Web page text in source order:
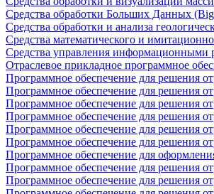
Средства обработки Больших Данных
Средства обработки и анализа
Средства математического и
Средства управления информационными
Отраслевое прикладное программное
Программное обеспечение для решения
Программное обеспечение для решения
Программное обеспечение для решения
Программное обеспечение для решения
Программное обеспечение для решения
Программное обеспечение для решения
Программное обеспечение для
Программное обеспечение для решения
Программное обеспечение для решения